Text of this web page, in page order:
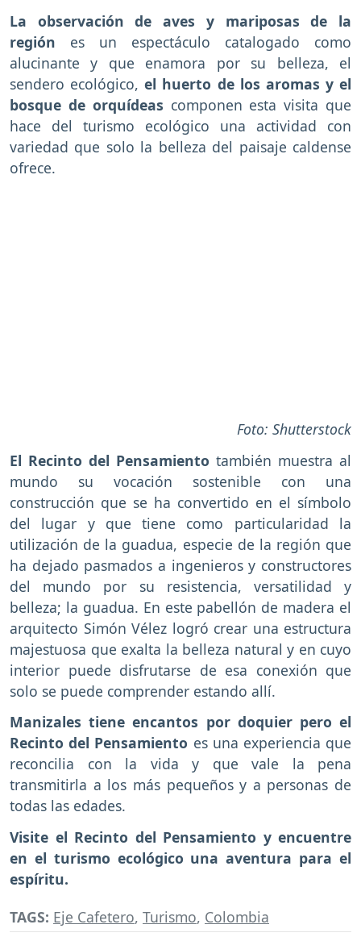
La observación de aves y mariposas de la
región es un espectáculo catalogado como
alucinante y que enamora por su belleza, el
sendero ecológico,el huerto de los aromas y el
bosque de orquídeas componen esta visita que
hace del turismo ecológico una actividad con
variedad que solo la belleza del paisaje caldense
ofrece.
Foto: Shutterstock
El Recinto del Pensamiento también muestra al
mundo su vocación sostenible con una
construcción que se ha convertido en el símbolo
del lugar y que tiene como particularidad la
utilización de la guadua, especie de la región que
ha dejado pasmados a ingenieros y constructores
del mundo por su resistencia, versatilidad y
belleza; la guadua. En este pabellón de madera el
arquitecto Simón Vélez logró crear una estructura
majestuosa que exalta la belleza natural y en cuyo
interior puede disfrutarse de esa conexión que
solo se puede comprender estando allí.
Manizales tiene encantos por doquier pero el
Recinto del Pensamiento es una experiencia que
reconcilia con la vida y que vale la pena
transmitirla a los más pequeños y a personas de
todas las edades.
Visite el Recinto del Pensamiento y encuentre
en el turismo ecológico una aventura para el
espíritu.
TAGS: Eje Cafetero, Turismo, Colombia